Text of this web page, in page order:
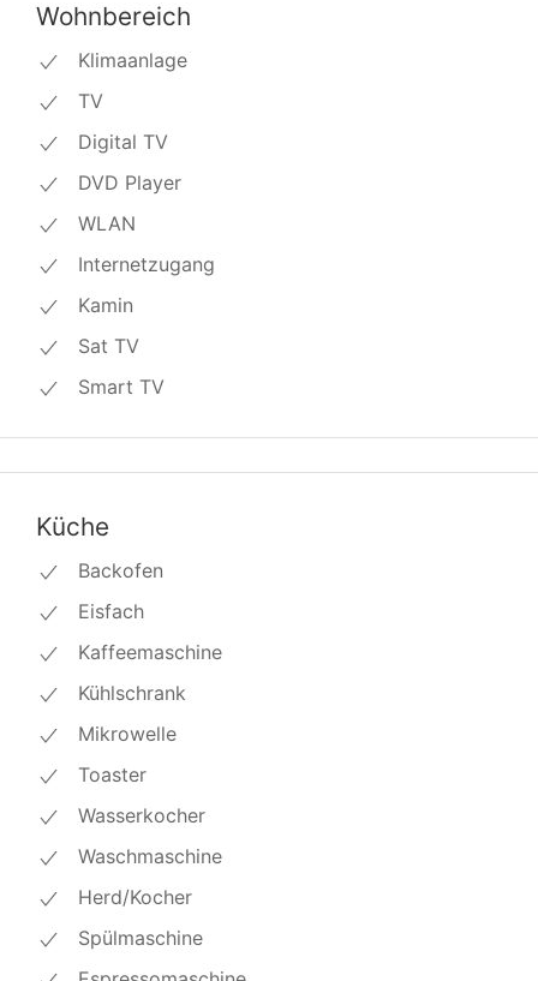
Wohnbereich
Klimaanlage
TV
Digital TV
DVD Player
WLAN
Internetzugang
Kamin
Sat TV
Smart TV
Küche
Backofen
Eisfach
Kaffeemaschine
Kühlschrank
Mikrowelle
Toaster
Wasserkocher
Waschmaschine
Herd/Kocher
Spülmaschine